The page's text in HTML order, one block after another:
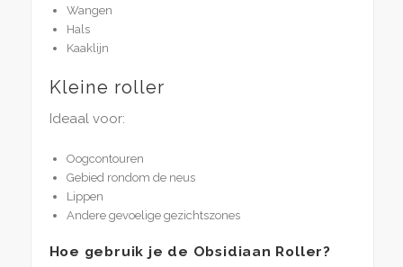
Wangen
Hals
Kaaklijn
Kleine roller
Ideaal voor:
Oogcontouren
Gebied rondom de neus
Lippen
Andere gevoelige gezichtszones
Hoe gebruik je de Obsidiaan Roller?